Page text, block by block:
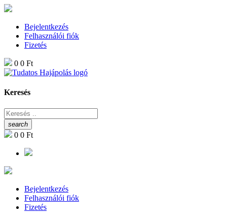
Bejelentkezés
Felhasználói fiók
Fizetés
0 0 Ft
Keresés
search
0 0 Ft
Bejelentkezés
Felhasználói fiók
Fizetés